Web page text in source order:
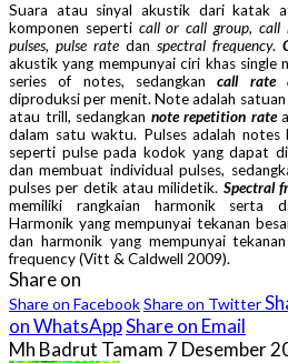
Suara atau sinyal akustik dari katak
komponen seperti call or call group, call
pulses, pulse rate dan spectral frequency.
akustik yang mempunyai ciri khas single
series of notes, sedangkan call rate
diproduksi per menit. Note adalah
atau trill, sedangkan note repetition rate
dalam satu waktu. Pulses adalah
seperti pulse pada kodok yang dapat
dan membuat individual pulses,
pulses per detik atau milidetik. Spectral
memiliki rangkaian harmonik serta
Harmonik yang mempunyai tekanan
dan harmonik yang mempunyai
frequency (Vitt & Caldwell 2009).
Share on
Share on FacebookShare on Twitter
on WhatsAppShare on Email
Mh Badrut Tamam 7 Desember